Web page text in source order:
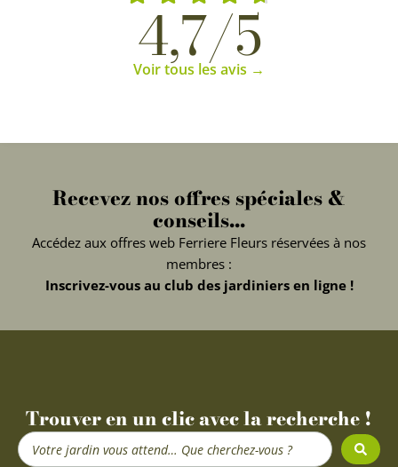
4,7/5
Voir tous les avis →
Recevez nos offres spéciales &
conseils...
Accédez aux offres web Ferriere Fleurs réservées à nos
membres :
Inscrivez-vous au club des jardiniers en ligne !
Trouver en un clic avec la recherche !
Search
...